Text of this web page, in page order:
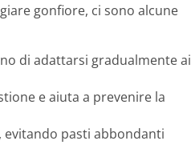
gonfiore, ci sono alcune
di adattarsi gradualmente ai
e aiuta a prevenire la
evitando pasti abbondanti